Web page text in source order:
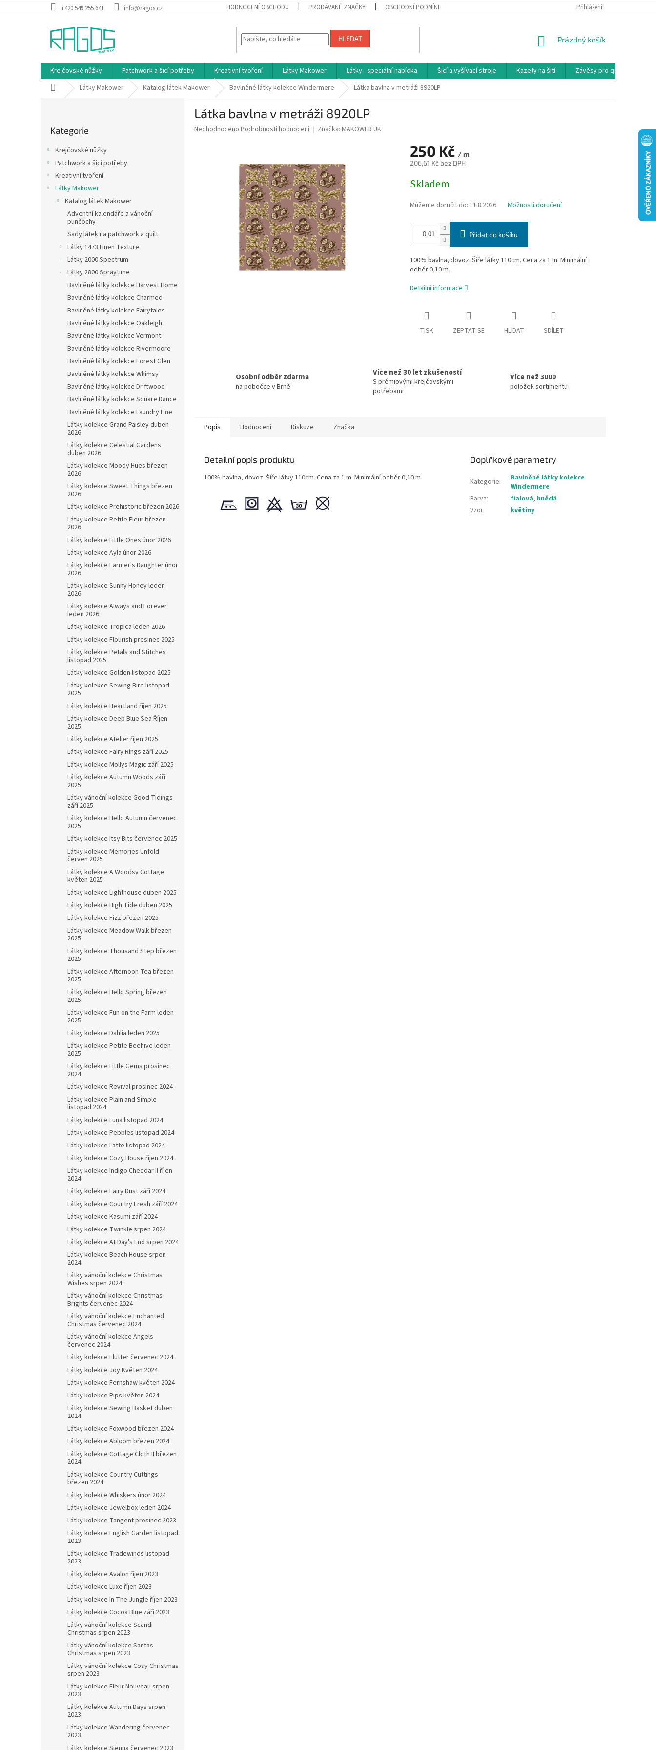
na
+420 549 255 641 info@ragos.cz HODNOCENÍ OBCHODU PRODÁVANÉ ZNAČKY OBCHODNÍ PODMÍNKY REKLAMAČNÍ PODMÍNKY
Přihlášení
HLEDAT
NÁKUPNÍ
Prázdný košík
Krejčovské nůžky Patchwork a šicí potřeby Kreativní tvoření Látky Makower Látky - speciální nabídka Šicí a vyšívací stroje Kazety na šití Závěsy pro quilty
Domů Látky Makower Katalog látek Makower Bavlněné látky kolekce Windermere Látka bavlna v metráži 8920LP
kategorie
Kategorie
Krejčovské nůžky
Patchwork a šicí potřeby
Kreativní tvoření
Látky Makower
Katalog látek Makower
Adventní kalendáře a vánoční
punčochy
Sady látek na patchwork a quilt
Látky 1473 Linen Texture
Látky 2000 Spectrum
Látky 2800 Spraytime
Bavlněné látky kolekce Harvest Home
Bavlněné látky kolekce Charmed
Bavlněné látky kolekce Fairytales
Bavlněné látky kolekce Oakleigh
Bavlněné látky kolekce Vermont
Bavlněné látky kolekce Rivermoore
Bavlněné látky kolekce Forest Glen
Bavlněné látky kolekce Whimsy
Bavlněné látky kolekce Driftwood
Bavlněné látky kolekce Square Dance
Bavlněné látky kolekce Laundry Line
Látky kolekce Grand Paisley duben
2026
Látky kolekce Celestial Gardens
duben 2026
Látky kolekce Moody Hues březen
2026
Látky kolekce Sweet Things březen
2026
Látky kolekce Prehistoric březen 2026
Látky kolekce Petite Fleur březen
2026
Látky kolekce Little Ones únor 2026
Látky kolekce Ayla únor 2026
Látky kolekce Farmer's Daughter únor
2026
Látky kolekce Sunny Honey leden
2026
Látky kolekce Always and Forever
leden 2026
Látky kolekce Tropica leden 2026
Látky kolekce Flourish prosinec 2025
Látky kolekce Petals and Stitches
listopad 2025
Látky kolekce Golden listopad 2025
Látky kolekce Sewing Bird listopad
2025
Látky kolekce Heartland říjen 2025
Látky kolekce Deep Blue Sea Říjen
2025
Látky kolekce Atelier říjen 2025
Látky kolekce Fairy Rings září 2025
Látky kolekce Mollys Magic září 2025
Látky kolekce Autumn Woods září
2025
Látky vánoční kolekce Good Tidings
září 2025
Látky kolekce Hello Autumn červenec
2025
Látky kolekce Itsy Bits červenec 2025
Látky kolekce Memories Unfold
červen 2025
Látky kolekce A Woodsy Cottage
květen 2025
Látky kolekce Lighthouse duben 2025
Látky kolekce High Tide duben 2025
Látky kolekce Fizz březen 2025
Látky kolekce Meadow Walk březen
2025
Látky kolekce Thousand Step březen
2025
Látky kolekce Afternoon Tea březen
2025
Látky kolekce Hello Spring březen
2025
Látky kolekce Fun on the Farm leden
2025
Látky kolekce Dahlia leden 2025
Látky kolekce Petite Beehive leden
2025
Látky kolekce Little Gems prosinec
2024
Látky kolekce Revival prosinec 2024
Látky kolekce Plain and Simple
listopad 2024
Látky kolekce Luna listopad 2024
Látky kolekce Pebbles listopad 2024
Látky kolekce Latte listopad 2024
Látky kolekce Cozy House říjen 2024
Látky kolekce Indigo Cheddar II říjen
2024
Látky kolekce Fairy Dust září 2024
Látky kolekce Country Fresh září 2024
Látky kolekce Kasumi září 2024
Látky kolekce Twinkle srpen 2024
Látky kolekce At Day's End srpen 2024
Látky kolekce Beach House srpen
2024
Látky vánoční kolekce Christmas
Wishes srpen 2024
Látky vánoční kolekce Christmas
Brights červenec 2024
Látky vánoční kolekce Enchanted
Christmas červenec 2024
Látky vánoční kolekce Angels
červenec 2024
Látky kolekce Flutter červenec 2024
Látky kolekce Joy Květen 2024
Látky kolekce Fernshaw květen 2024
Látky kolekce Pips květen 2024
Látky kolekce Sewing Basket duben
2024
Látky kolekce Foxwood březen 2024
Látky kolekce Abloom březen 2024
Látky kolekce Cottage Cloth II březen
2024
Látky kolekce Country Cuttings
březen 2024
Látky kolekce Whiskers únor 2024
Látky kolekce Jewelbox leden 2024
Látky kolekce Tangent prosinec 2023
Látky kolekce English Garden listopad
2023
Látky kolekce Tradewinds listopad
2023
Látky kolekce Avalon říjen 2023
Látky kolekce Luxe říjen 2023
Látky kolekce In The Jungle říjen 2023
Látky kolekce Cocoa Blue září 2023
Látky vánoční kolekce Scandi
Christmas srpen 2023
Látky vánoční kolekce Santas
Christmas srpen 2023
Látky vánoční kolekce Cosy Christmas
srpen 2023
Látky kolekce Fleur Nouveau srpen
2023
Látky kolekce Autumn Days srpen
2023
Látky kolekce Wandering červenec
2023
Látky kolekce Sienna červenec 2023
Látka bavlna v metráži 8920LP
Průměrné
Neohodnoceno Podrobnosti hodnocení Značka: MAKOWER UK
250 Kč / m
206,61 Kč bez DPH
cena:
Skladem
Můžeme doručit do: 11.8.2026 Možnosti doručení
Přidat do košíku
100% bavlna, dovoz. Šíře látky 110cm. Cena za 1 m. Minimální
odběr 0,10 m.
Detailní informace
TISK ZEPTAT SE HLÍDAT SDÍLET
Osobní odběr zdarma
na pobočce v Brně
Více než 30 let zkušeností
S prémiovými krejčovskými
potřebami
Více než 3000
položek sortimentu
Popis Hodnocení Diskuze Značka
Detailní popis produktu
100% bavlna, dovoz. Šíře látky 110cm. Cena za 1 m. Minimální odběr 0,10 m.
Doplňkové parametry
Kategorie:
Bavlněné látky kolekce
Windermere
Barva: fialová, hnědá
Vzor: květiny